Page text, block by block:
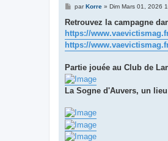
M
s
a
g
e
parKorre» Dim Mars 01, 2026
Retrouvez la campagne
https://
https://
Partie jouée au Club de
La Sogne d'Auvers, un